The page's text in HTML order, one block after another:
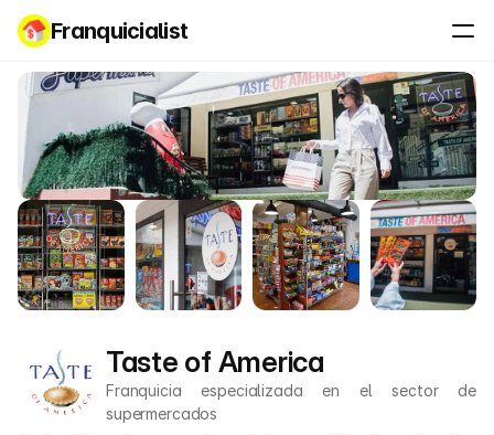
Franquicialist
Taste of America
Franquicia especializada en el sector de
supermercados